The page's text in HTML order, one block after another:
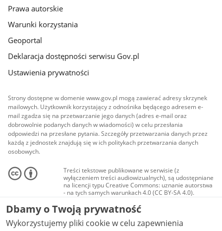
Prawa autorskie
Warunki korzystania
Geoportal
Deklaracja dostępności serwisu Gov.pl
Ustawienia prywatności
Strony dostępne w domenie www.gov.pl mogą zawierać adresy skrzynek
mailowych. Użytkownik korzystający z odnośnika będącego adresem e-
mail zgadza się na przetwarzanie jego danych (adres e-mail oraz
dobrowolnie podanych danych w wiadomości) w celu przesłania
odpowiedzi na przesłane pytania. Szczegóły przetwarzania danych przez
każdą z jednostek znajdują się w ich politykach przetwarzania danych
osobowych.
Treści tekstowe publikowane w serwisie (z
wyłączeniem treści audiowizualnych), są udostępniane
na licencji typu Creative Commons: uznanie autorstwa
- na tych samych warunkach 4.0 (CC BY-SA 4.0).
Materiały audiowizualne, w tym zdjęcia, materiały
audio i wideo, są udostępniane na licencji typu
Creative Commons: uznanie autorstwa użycie
niekomercyjne - bez utworów zależnych 4.0 (CC BY-
Dbamy o Twoją prywatność
Wykorzystujemy pliki cookie w celu zapewnienia